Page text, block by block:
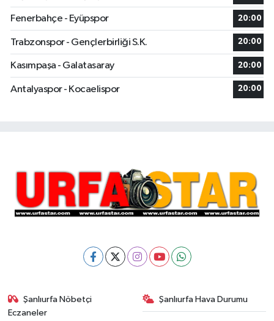
Fenerbahçe - Eyüpspor 20:00
Trabzonspor - Gençlerbirliği S.K. 20:00
Kasımpaşa - Galatasaray 20:00
Antalyaspor - Kocaelispor 20:00
Şanlıurfa Nöbetçi
Eczaneler
Şanlıurfa Hava Durumu